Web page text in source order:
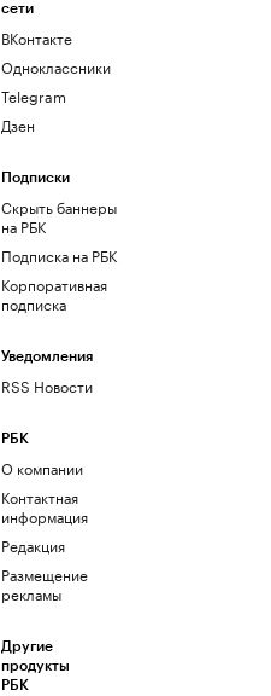
сети
ВКонтакте
Одноклассники
Telegram
Дзен
Подписки
Скрыть баннеры
на РБК
Подписка на РБК
Корпоративная
подписка
Уведомления
RSS Новости
РБК
О компании
Контактная
информация
Редакция
Размещение
рекламы
Другие
продукты
РБК